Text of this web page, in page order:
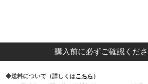
購入前に必ずご確認くださ
送料について（詳しくはこちら ）